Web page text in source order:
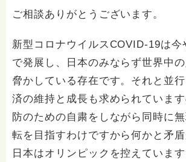
ご相談ありがとうございます。
新型コロナウイルスCOVID-19は今
で発展し、日本のみならず世界中
脅かしている存在です。それと並
済の維持と成長も求められていま
防のための自粛をしながら同時に
転を目指すわけですから何かと矛盾
日本はオリンピックを控えていま